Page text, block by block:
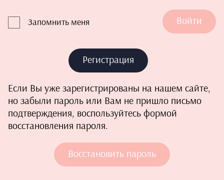
Запомнить меня Войти
Регистрация
Если Вы уже зарегистрированы на нашем сайте,
но забыли пароль или Вам не пришло письмо
подтверждения, воспользуйтесь формой
восстановления пароля.
Восстановить пароль